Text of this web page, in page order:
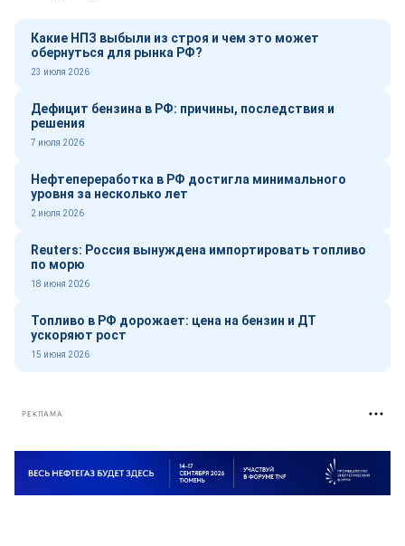
Какие НПЗ выбыли из строя и чем это может
обернуться для рынка РФ?
23 июля 2026
Дефицит бензина в РФ: причины, последствия и
решения
7 июля 2026
Нефтепереработка в РФ достигла минимального
уровня за несколько лет
2 июля 2026
Reuters: Россия вынуждена импортировать топливо
по морю
18 июня 2026
Топливо в РФ дорожает: цена на бензин и ДТ
ускоряют рост
15 июня 2026
РЕКЛАМА